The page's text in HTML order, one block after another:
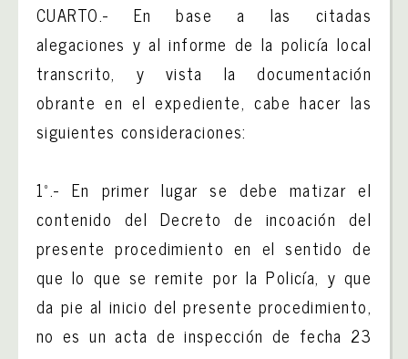
CUARTO.- En base a las citadas
alegaciones y al informe de la policía local
transcrito, y vista la documentación
obrante en el expediente, cabe hacer las
siguientes consideraciones:
1º.- En primer lugar se debe matizar el
contenido del Decreto de incoación del
presente procedimiento en el sentido de
que lo que se remite por la Policía, y que
da pie al inicio del presente procedimiento,
no es un acta de inspección de fecha 23